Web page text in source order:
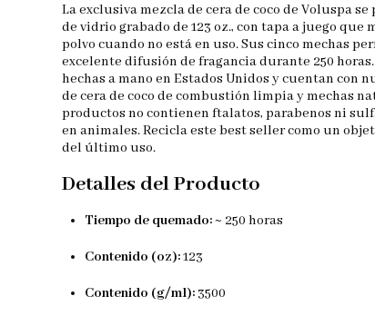
La exclusiva mezcla de cera de coco de Voluspa
de vidrio grabado de 123 oz., con tapa a juego que
polvo cuando no está en uso. Sus cinco mechas
excelente difusión de fragancia durante 250
hechas a mano en Estados Unidos y cuentan con
de cera de coco de combustión limpia y mechas
productos no contienen ftalatos, parabenos ni
en animales. Recicla este best seller como un
del último uso.
Detalles del Producto
Tiempo de quemado:~ 250 horas
Contenido (oz):123
Contenido (g/ml): 3500